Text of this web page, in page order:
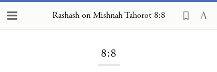
Rashash on Mishnah Tahorot 8:8
8:8